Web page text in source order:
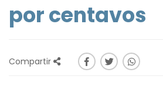
por centavos
Compartir